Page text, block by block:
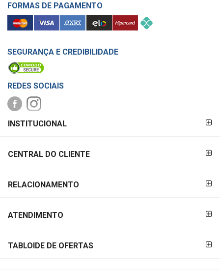
FORMAS DE PAGAMENTO
SEGURANÇA E CREDIBILIDADE
REDES SOCIAIS
PAGAMENTO
INSTITUCIONAL
CENTRAL DO CLIENTE
RELACIONAMENTO
ATENDIMENTO
TABLOIDE DE OFERTAS